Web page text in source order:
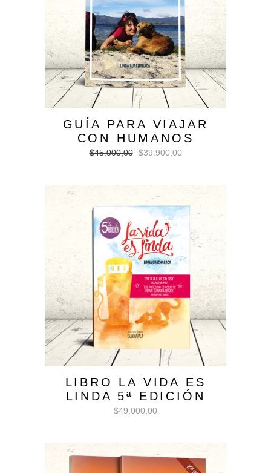
GUÍA PARA VIAJAR
CON HUMANOS
$45.000,00 El
era:
$45.000,00.
$39.900,00El
$39.900,00.
LIBRO LA VIDA ES
LINDA 5ª EDICIÓN
$49.000,00